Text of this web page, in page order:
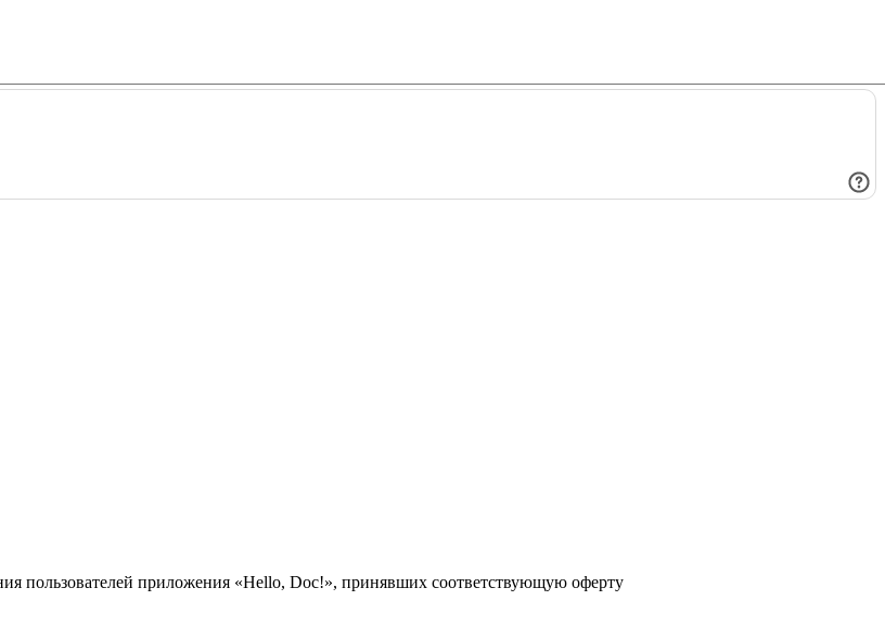
пользователей приложения «Hello, Doc!», принявших соответствующую оферту